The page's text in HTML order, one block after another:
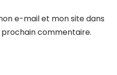
e-mail et mon site dans
commentaire.